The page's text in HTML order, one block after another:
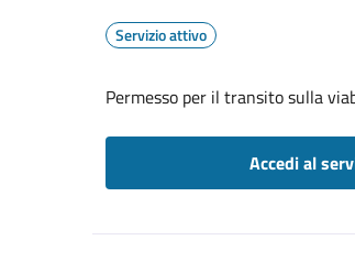
Servizio attivo
Permesso per il transito sulla
Accedi al